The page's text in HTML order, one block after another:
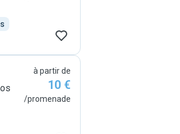
à partir de
10 €
/promenade